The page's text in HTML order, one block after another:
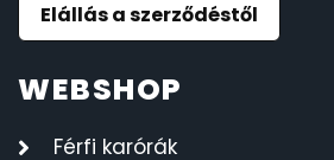
Elállás a szerződéstől
WEBSHOP
Férfi karórák